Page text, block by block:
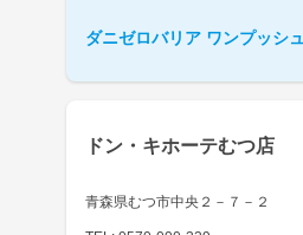
ダニゼロバリア ワンプッシ
ドン・キホーテむつ店
青森県むつ市中央２－７－２